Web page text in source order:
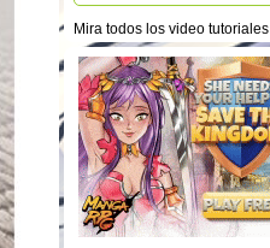
Mira todos los video tutoriales